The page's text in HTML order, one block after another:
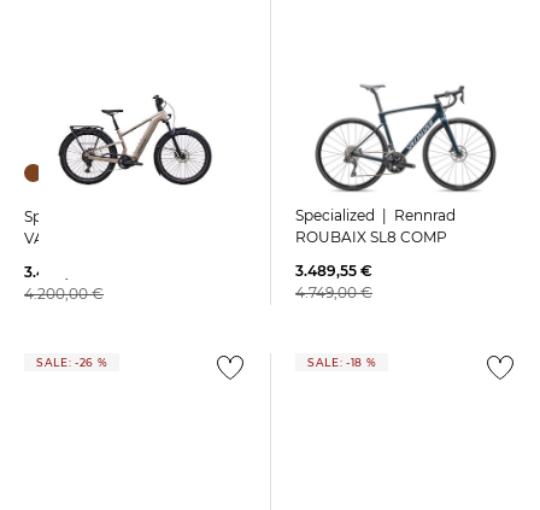
Specialized | E-Bike TURBO
VADO 3 EVO 4.0
3.464,99 €
4.200,00 €
Specialized | Rennrad
ROUBAIX SL8 COMP
3.489,55 €
4.749,00 €
SALE: -26 % SALE: -18 %